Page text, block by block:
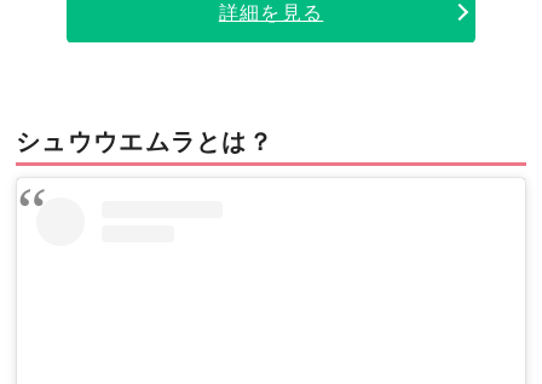
詳細を見る
シュウウエムラとは？